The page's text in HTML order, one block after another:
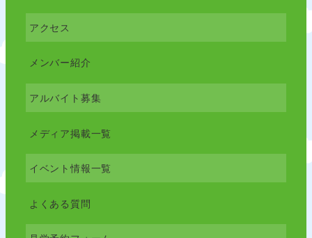
アクセス
メンバー紹介
アルバイト募集
メディア掲載一覧
イベント情報一覧
よくある質問